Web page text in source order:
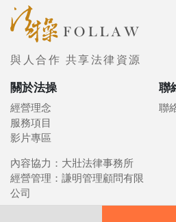
與人合作 共享法律資源
關於法操
經營理念
服務項目
影片專區
聯
聯
內容協力：大壯法律事務所
經營管理：謙明管理顧問有限
公司